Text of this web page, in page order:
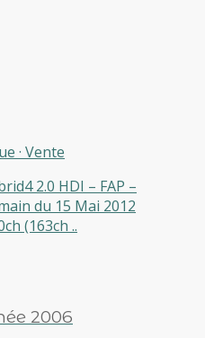
· Vente
2.0 HDI – FAP –
du 15 Mai 2012
(163ch ..
2006